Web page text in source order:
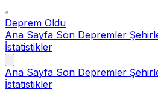
Deprem Oldu
Ana Sayfa Son Depremler
İstatistikler
Ana Sayfa Son Depremler
İstatistikler